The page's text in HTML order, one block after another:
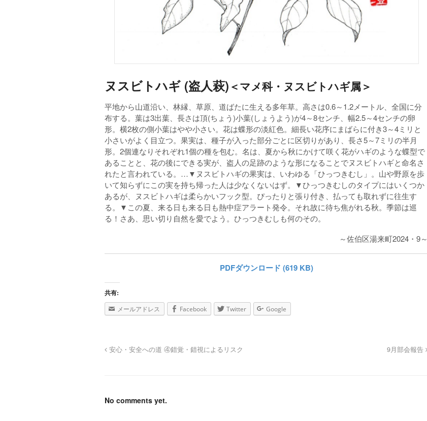
ヌスビトハギ (盗人萩) ＜マメ科・ヌスビトハギ属＞
平地から山道沿い、林縁、草原、道ばたに生える多年草。高さは0.6～1.2メートル、全国に分
布する。葉は3出葉、長さは頂(ちょう)小葉(しょうよう)が4～8センチ、幅2.5～4センチの卵
形。横2枚の側小葉はやや小さい。花は蝶形の淡紅色。細長い花序にまばらに付き3～4ミリと
小さいがよく目立つ。果実は、種子が入った部分ごとに区切りがあり、長さ5～7ミリの半月
形。2個連なりそれぞれ1個の種を包む。名は、夏から秋にかけて咲く花がハギのような蝶型で
あることと、花の後にできる実が、盗人の足跡のような形になることでヌスビトハギと命名さ
れたと言われている。…▼ヌスビトハギの果実は、いわゆる「ひっつきむし」。山や野原を歩
いて知らずにこの実を持ち帰った人は少なくないはず。▼ひっつきむしのタイプにはいくつか
あるが、ヌスビトハギは柔らかいフック型。ぴったりと張り付き、払っても取れずに往生す
る。▼この夏、来る日も来る日も熱中症アラート発令。それ故に待ち焦がれる秋。季節は巡
る！さあ、思い切り自然を愛でよう。ひっつきむしも何のその。
～佐伯区湯来町2024・9～
PDFダウンロード (619 KB)
共有:
メールアドレス Facebook Twitter Google
安心・安全への道 ④錯覚・錯視によるリスク 9月部会報告
No comments yet.